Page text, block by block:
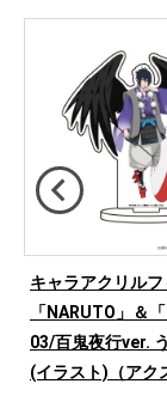
キャラアクリル
「NARUTO」＆
03/百鬼夜行ver.
(イラスト)（アク